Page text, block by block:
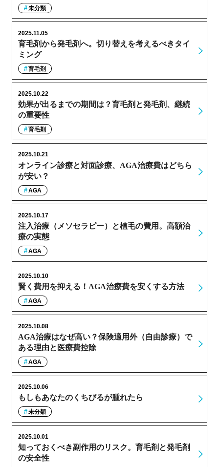
未分類
育毛剤から発毛剤へ。切り替えを考えるべきタイ
ミング
2025.11.05
育毛剤
効果が出るまでの期間は？育毛剤と発毛剤、継続
の重要性
2025.10.22
育毛剤
オンライン診療と対面診療、AGA治療費はどちら
が安い？
2025.10.21
AGA
注入治療（メソセラピー）と植毛の費用。高額治
療の実態
2025.10.17
AGA
賢く費用を抑える！AGA治療費を安くする方法
2025.10.10
AGA
AGA治療はなぜ高い？保険適用外（自由診療）で
ある理由と医療費控除
2025.10.08
AGA
もしもあなたのくちびるが腫れたら
2025.10.06
未分類
知っておくべき副作用のリスク。育毛剤と発毛剤
の安全性
2025.10.01